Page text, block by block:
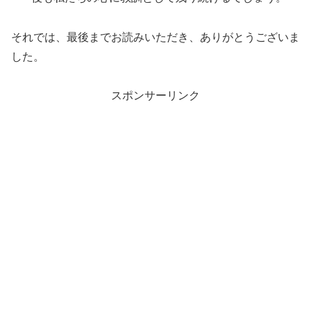
それでは、最後までお読みいただき、ありがとうございま
した。
スポンサーリンク